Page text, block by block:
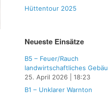
Hüttentour 2025
Neueste Einsätze
B5 – Feuer/Rauch
landwirtschaftliches
25. April 2026 |18:23
B1 – Unklarer Warnton